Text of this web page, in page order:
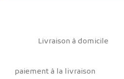
Livraison à domicile
paiement à la livraison